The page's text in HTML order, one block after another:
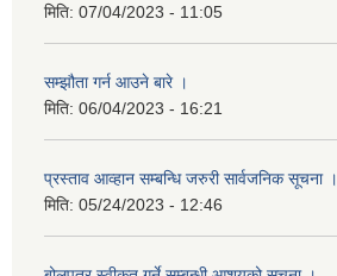
मिति: 07/04/2023 - 11:05
सम्झौता गर्न आउने बारे ।
मिति: 06/04/2023 - 16:21
प्रस्ताव आव्हान सम्बन्धि जरुरी सार्वजनिक सूचना ।
मिति: 05/24/2023 - 12:46